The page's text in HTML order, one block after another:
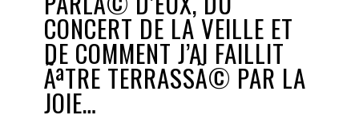
CONCERT DE LA VEILLE ET
DE COMMENT J’AI FAILLIT
ÃªTRE TERRASSÃ© PAR LA
JOIE…